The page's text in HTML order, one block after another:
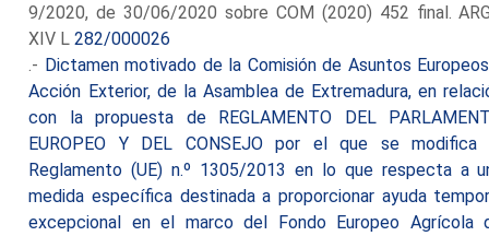
9/2020, de 30/06/2020 sobre COM (2020) 452 final.
XIV L282/000026
.- Dictamen motivado de la Comisión de Asuntos
Acción Exterior, de la Asamblea de Extremadura, en
con la propuesta de REGLAMENTO DEL
EUROPEO Y DEL CONSEJO por el que se modifica
Reglamento (UE) n.º 1305/2013 en lo que respecta a
medida específica destinada a proporcionar ayuda
excepcional en el marco del Fondo Europeo Agrícola